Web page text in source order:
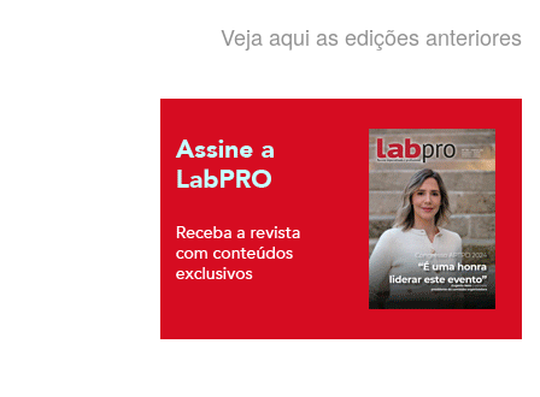
Veja aqui as edições anteriores